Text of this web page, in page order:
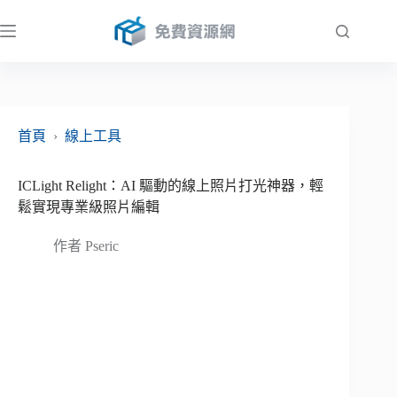
至
首頁
› 線上工具
ICLight Relight：AI 驅動的線上照片打光神器，輕
鬆實現專業級照片編輯
作者 Pseric